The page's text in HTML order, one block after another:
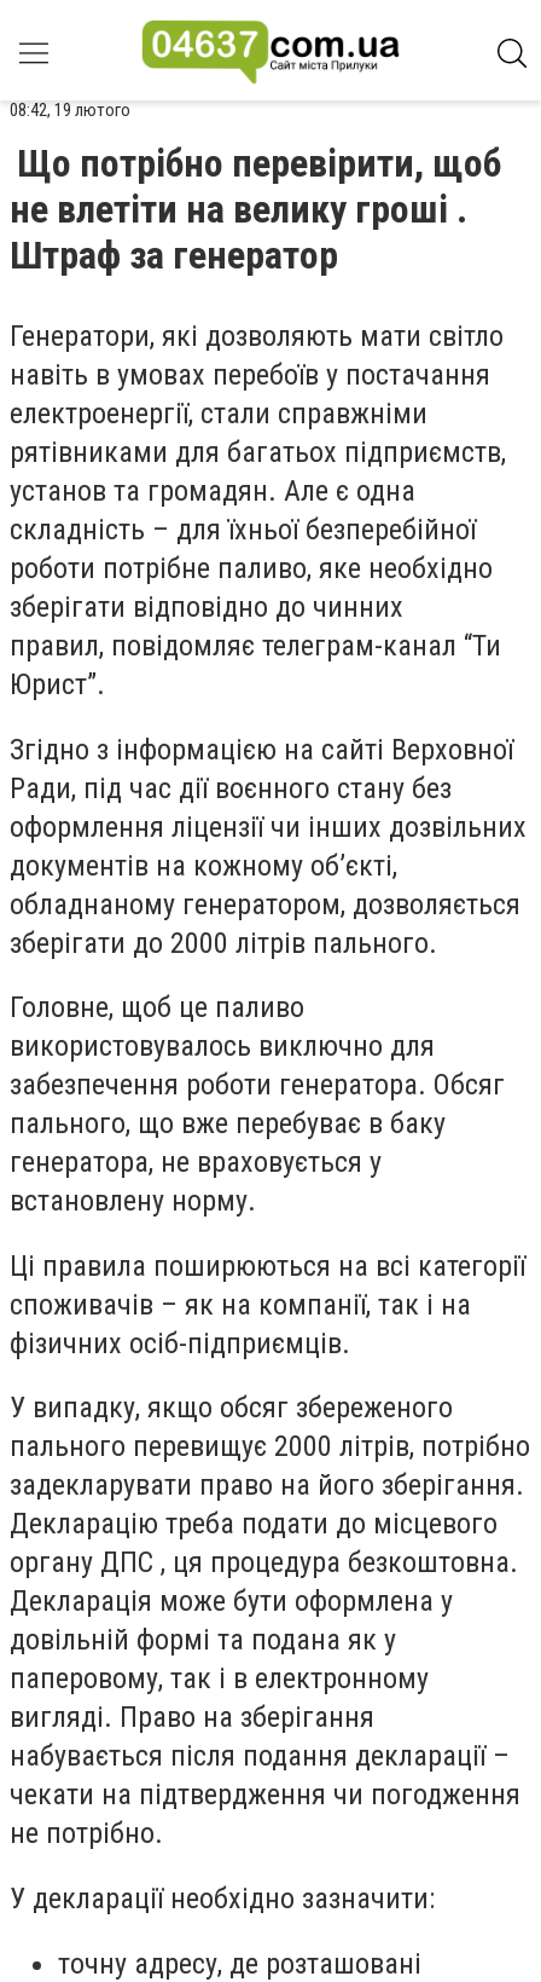
08:42, 19 лютого
Що потрібно перевірити, щоб
не влетіти на велику гроші .
Штраф за генератор
Генератори, які дозволяють мати світло
навіть в умовах перебоїв у постачання
електроенергії, стали справжніми
рятівниками для багатьох підприємств,
установ та громадян. Але є одна
складність – для їхньої безперебійної
роботи потрібне паливо, яке необхідно
зберігати відповідно до чинних
правил, повідомляє телеграм-канал “Ти
Юрист”.
Згідно з інформацією на сайті Верховної
Ради, під час дії воєнного стану без
оформлення ліцензії чи інших дозвільних
документів на кожному об’єкті,
обладнаному генератором, дозволяється
зберігати до 2000 літрів пального.
Головне, щоб це паливо
використовувалось виключно для
забезпечення роботи генератора. Обсяг
пального, що вже перебуває в баку
генератора, не враховується у
встановлену норму.
Ці правила поширюються на всі категорії
споживачів – як на компанії, так і на
фізичних осіб-підприємців.
У випадку, якщо обсяг збереженого
пального перевищує 2000 літрів, потрібно
задекларувати право на його зберігання.
Декларацію треба подати до місцевого
органу ДПС , ця процедура безкоштовна.
Декларація може бути оформлена у
довільній формі та подана як у
паперовому, так і в електронному
вигляді. Право на зберігання
набувається після подання декларації –
чекати на підтвердження чи погодження
не потрібно.
У декларації необхідно зазначити:
точну адресу, де розташовані